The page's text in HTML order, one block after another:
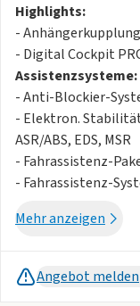
Highlights:
-
- Digital Cockpit
Assistenzsysteme:
- Anti-Blockier-
- Elektron.
ASR/ABS, EDS, MSR
- Fahrassistenz-
- Fahrassistenz-
- Fahrassistenz-
- Fahrassistenz-
- Fahrassistenz-
Mehr anzeigen
Angebot melden